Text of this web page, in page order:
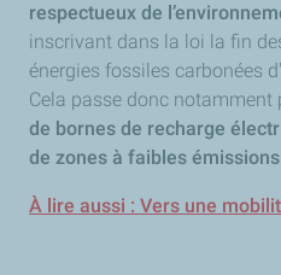
respectueux de
inscrivant dans la loi la fin
énergies fossiles carbonées
Cela passe donc notamment
de bornes de recharge
de zones à faibles
À lire aussi : Vers une